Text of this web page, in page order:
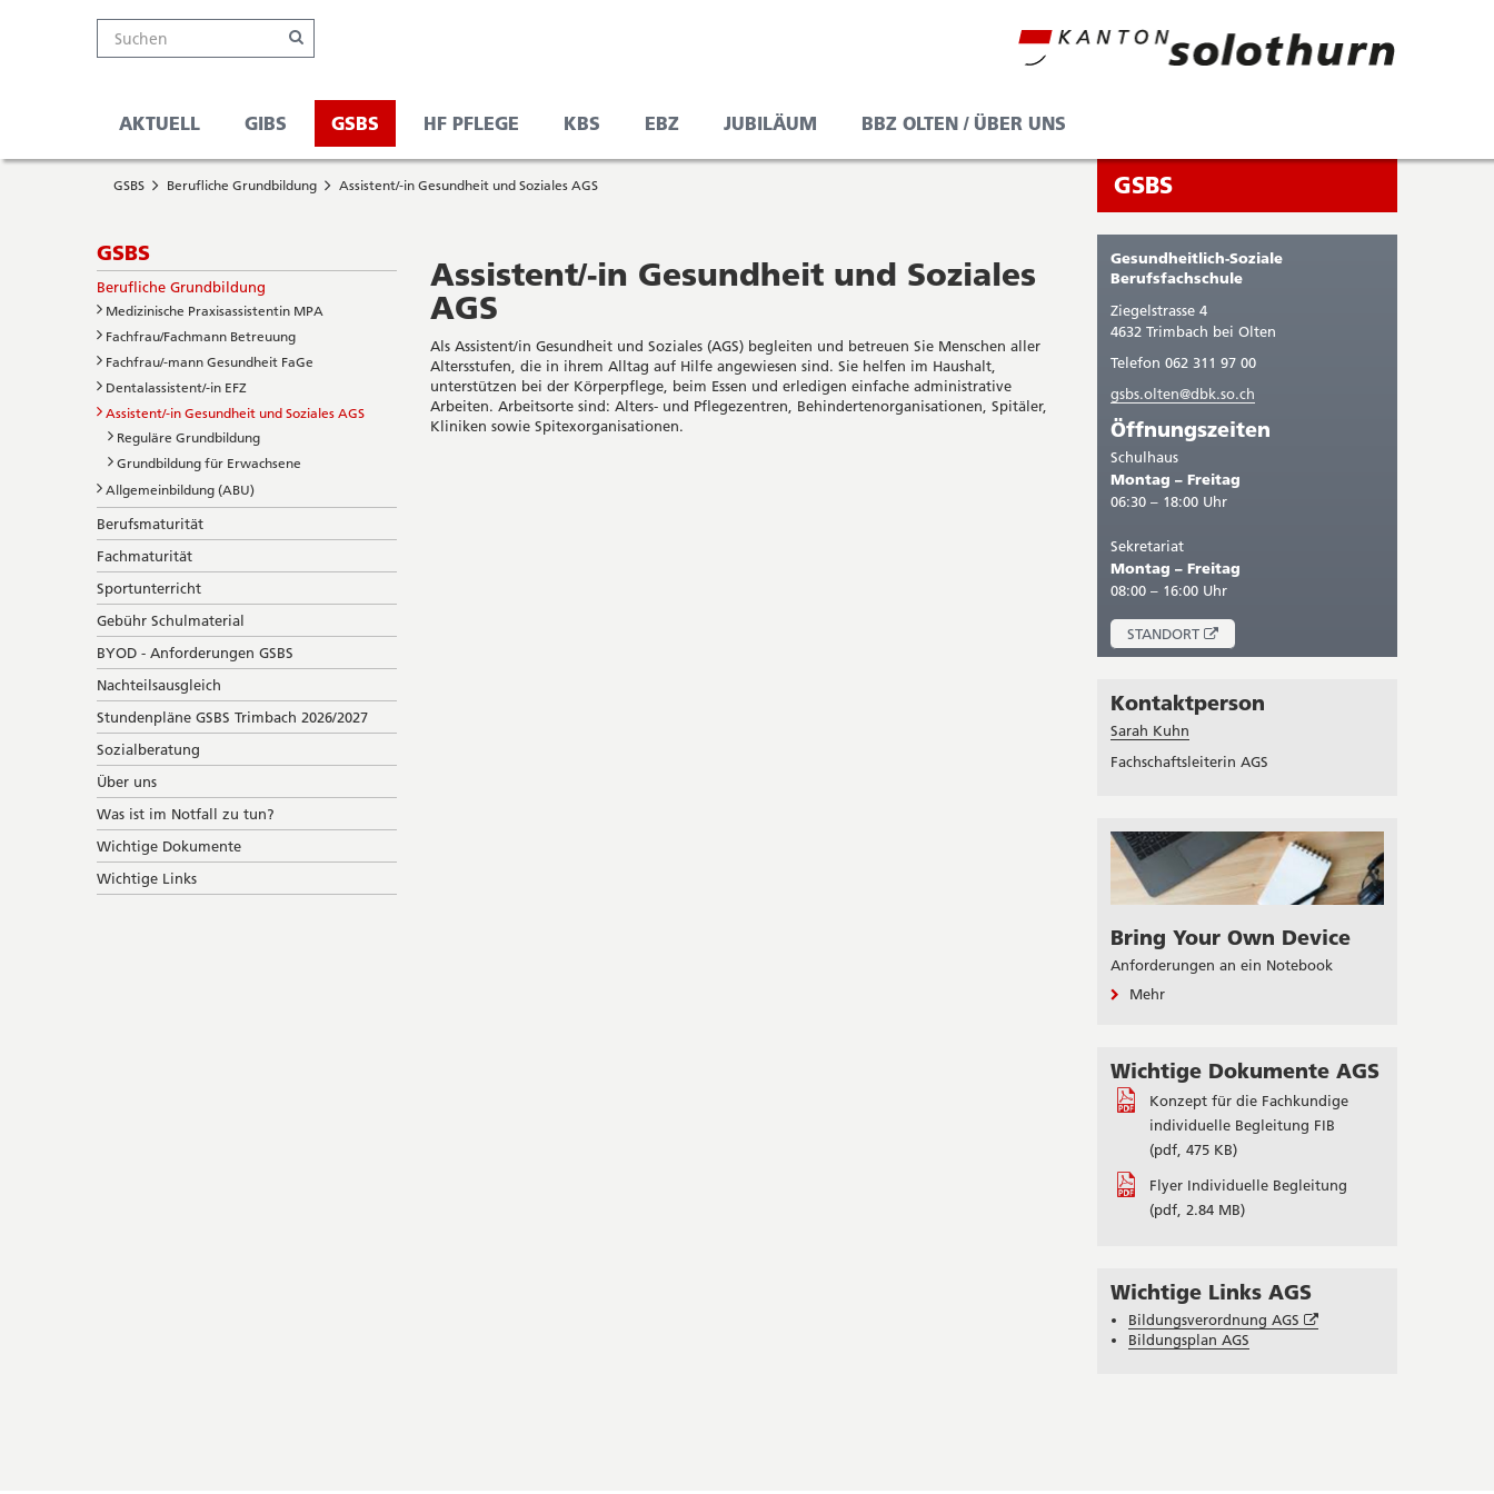
Kanton
Solothurn
Suche
Online-
Schalter
Navigation
Suche
Hauptnavigation
AKTUELL GIBS GSBS HF PFLEGE KBS EBZ JUBILÄUM BBZ OLTEN / ÜBER UNS
Service-
Navigation
Sie
befinden
GSBS Berufliche Grundbildung Assistent/-in Gesundheit und Soziales AGS
Subnavigation
GSBS
Berufliche Grundbildung
Medizinische Praxisassistentin MPA
Fachfrau/Fachmann Betreuung
Fachfrau/-mann Gesundheit FaGe
Dentalassistent/-in EFZ
Assistent/-in Gesundheit und Soziales AGS
Reguläre Grundbildung
Grundbildung für Erwachsene
Allgemeinbildung (ABU)
Berufsmaturität
Fachmaturität
Sportunterricht
Gebühr Schulmaterial
BYOD - Anforderungen GSBS
Nachteilsausgleich
Stundenpläne GSBS Trimbach 2026/2027
Sozialberatung
Über uns
Was ist im Notfall zu tun?
Wichtige Dokumente
Wichtige Links
Assistent/-in Gesundheit und Soziales
AGS
Als Assistent/in Gesundheit und Soziales (AGS) begleiten und betreuen Sie Menschen aller
Altersstufen, die in ihrem Alltag auf Hilfe angewiesen sind. Sie helfen im Haushalt,
unterstützen bei der Körperpflege, beim Essen und erledigen einfache administrative
Arbeiten. Arbeitsorte sind: Alters- und Pflegezentren, Behindertenorganisationen, Spitäler,
Kliniken sowie Spitexorganisationen.
Sie
befinden
sich
gerade
in:
GSBS
Seitenleiste
Gesundheitlich-Soziale
Berufsfachschule
Ziegelstrasse 4
4632 Trimbach bei Olten
Telefon 062 311 97 00
gsbs.olten@dbk.so.ch
Öffnungszeiten
Schulhaus
Montag – Freitag
06:30 – 18:00 Uhr
Sekretariat
Montag – Freitag
08:00 – 16:00 Uhr
STANDORT
ÖFFNET
IN
Kontaktperson
Sarah Kuhn
Fachschaftsleiterin AGS
Bring Your Own Device
Anforderungen an ein Notebook
Mehr
Wichtige Dokumente AGS
Konzept für die Fachkundige
individuelle Begleitung FIB
(pdf, 475 KB)
Flyer Individuelle Begleitung
(pdf, 2.84 MB)
Wichtige Links AGS
Bildungsverordnung AGS
Öffnet
Bildungsplan AGS